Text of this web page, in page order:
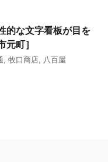
的な文字看板が目を
町］
, 牧口商店, 八百屋